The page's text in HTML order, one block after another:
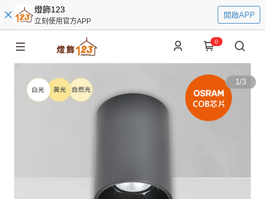
燈飾123
立刻使用官方APP
開啟APP
0
1/3